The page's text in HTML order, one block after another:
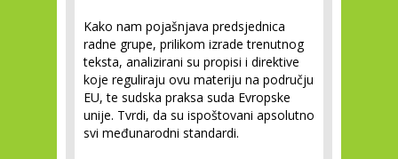
Kako nam pojašnjava predsjednica
radne grupe, prilikom izrade trenutnog
teksta, analizirani su propisi i direktive
koje reguliraju ovu materiju na području
EU, te sudska praksa suda Evropske
unije. Tvrdi, da su ispoštovani apsolutno
svi međunarodni standardi.